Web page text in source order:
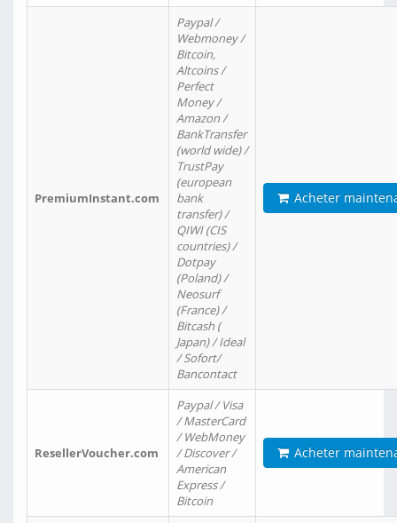
PremiumInstant.com
Paypal /
Webmoney /
Bitcoin,
Altcoins /
Perfect
Money /
Amazon /
BankTransfer
(world wide) /
TrustPay
(european
bank
transfer) /
QIWI (CIS
countries) /
Dotpay
(Poland) /
Neosurf
(France) /
Bitcash (
Japan) / Ideal
/ Sofort/
Bancontact
Acheter
ResellerVoucher.com
Paypal / Visa
/ MasterCard
/ WebMoney
/ Discover /
American
Express /
Bitcoin
Acheter